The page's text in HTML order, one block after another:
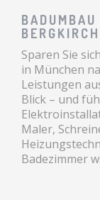
Sparen Sie
in München
Leistungen
Blick – und
Maler,
Badezimmer